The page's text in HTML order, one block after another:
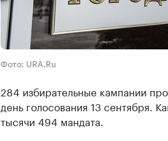
Фото: URA.Ru
284 избирательные кампании
день голосования 13 сентября.
тысячи 494 мандата.